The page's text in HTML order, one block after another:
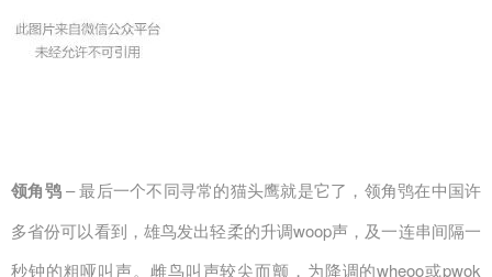
领角鸮– 最后一个不同寻常的猫头鹰就是它了，领角鸮在中国许
多省份可以看到，雄鸟发出轻柔的升调woop声，及一连串间隔一
秒钟的粗哑叫声。雌鸟叫声较尖而颤，为降调的wheoo或pwok